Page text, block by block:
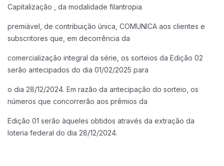
Capitalização , da modalidade filantropia
premiável, de contribuição única, COMUNICA aos clientes e
subscritores que, em decorrência da
comercialização integral da série, os sorteios da Edição 02
serão antecipados do dia 01/02/2025 para
o dia 28/12/2024. Em razão da antecipação do sorteio, os
números que concorrerão aos prêmios da
Edição 01 serão àqueles obtidos através da extração da
loteria federal do dia 28/12/2024.